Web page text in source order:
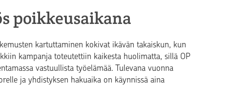
poikkeusaikana
kartuttaminen kokivat ikävän takaiskun, kun
kampanja toteutettiin kaikesta huolimatta, sillä OP
vastuullista työelämää. Tulevana vuonna
ja yhdistyksen hakuaika on käynnissä aina